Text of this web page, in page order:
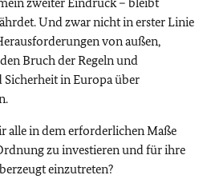
Und zwar nicht in erster Linie
von außen,
Bruch der Regeln und
in Europa über
alle in dem erforderlichen Maße
zu investieren und für ihre
einzutreten?